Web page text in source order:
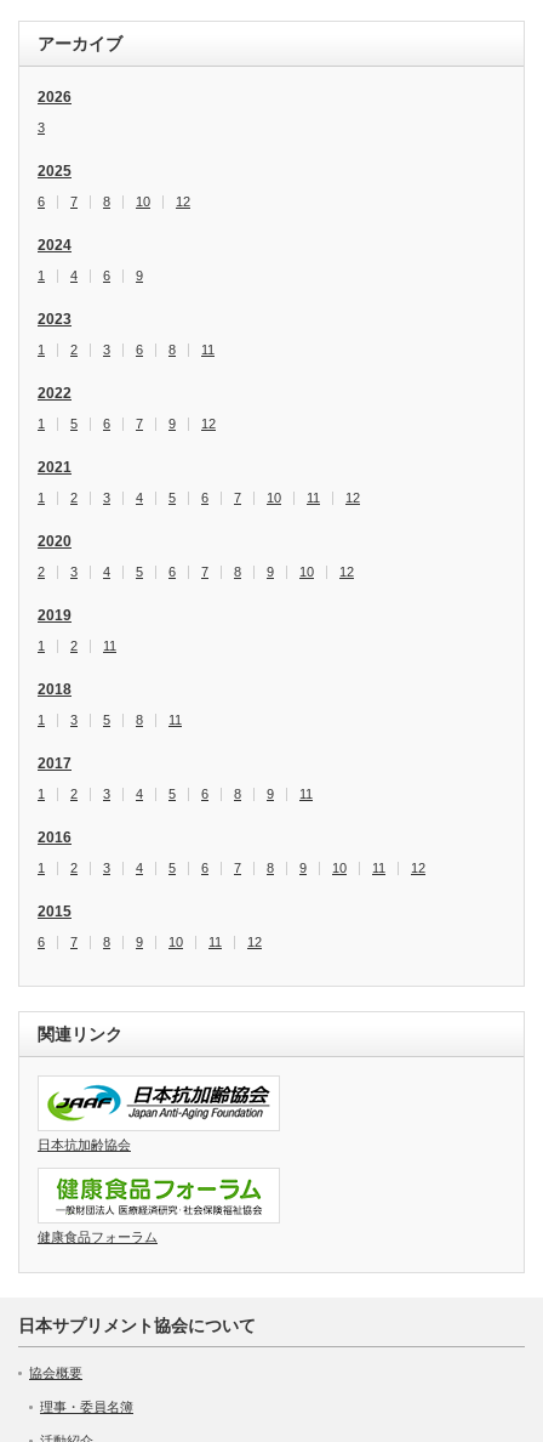
アーカイブ
2026
3
2025
6 7 8 10 12
2024
1 4 6 9
2023
1 2 3 6 8 11
2022
1 5 6 7 9 12
2021
1 2 3 4 5 6 7 10 11 12
2020
2 3 4 5 6 7 8 9 10 12
2019
1 2 11
2018
1 3 5 8 11
2017
1 2 3 4 5 6 8 9 11
2016
1 2 3 4 5 6 7 8 9 10 11 12
2015
6 7 8 9 10 11 12
関連リンク
日本抗加齢協会
健康食品フォーラム
日本サプリメント協会について
協会概要
理事・委員名簿